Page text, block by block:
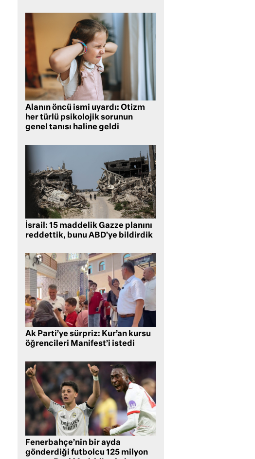
Alanın öncü ismi uyardı: Otizm
her türlü psikolojik sorunun
genel tanısı haline geldi
İsrail: 15 maddelik Gazze planını
reddettik, bunu ABD’ye bildirdik
Ak Parti’ye sürpriz: Kur’an kursu
öğrencileri Manifest’i istedi
Fenerbahçe’nin bir ayda
gönderdiği futbolcu 125 milyon